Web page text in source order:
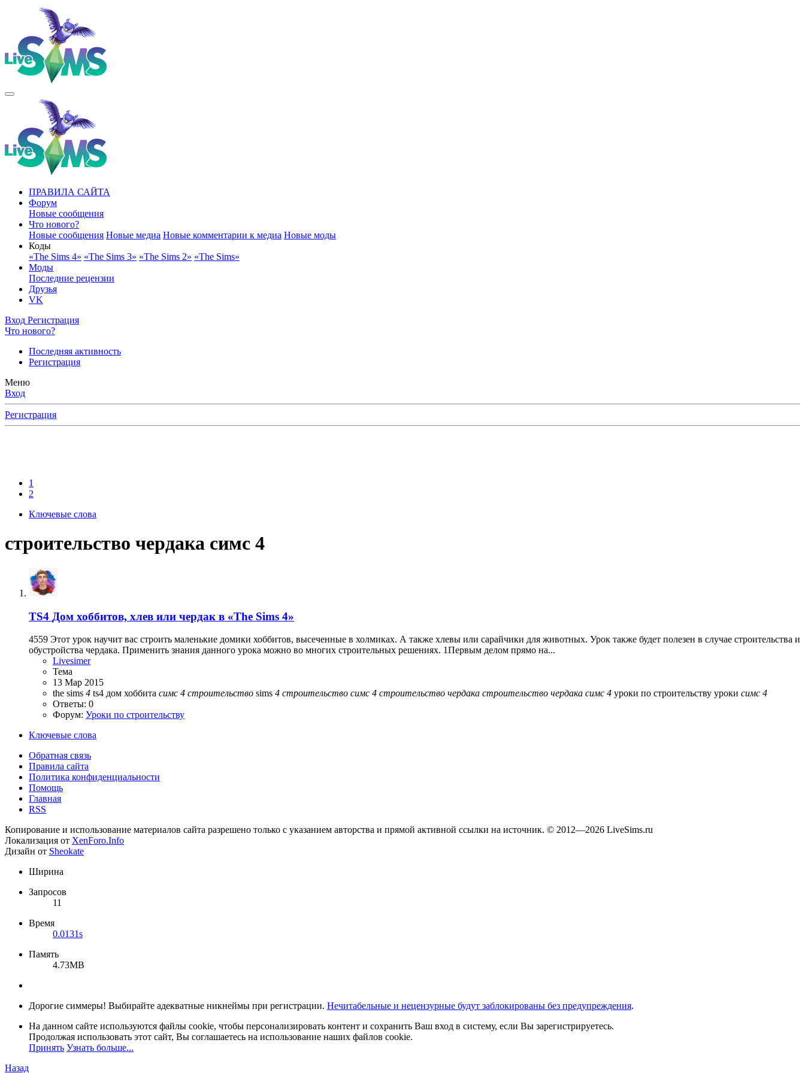
ПРАВИЛА САЙТА
Форум
Новые сообщения
Что нового?
Новые сообщения Новые медиа Новые комментарии к медиа Новые моды
Коды
«The Sims 4» «The Sims 3» «The Sims 2» «The Sims»
Моды
Последние рецензии
Друзья
VK
Вход Регистрация
Что нового?
Последняя активность
Регистрация
Меню
Вход
Регистрация
1
2
Ключевые слова
строительство чердака симс 4
TS4 Дом хоббитов, хлев или чердак в «The Sims 4»
4559 Этот урок научит вас строить маленькие домики хоббитов, высеченные в холмиках. А также хлевы или сарайчики для животных. Урок также будет полезен в случае строительства и
обустройства чердака. Применить знания данного урока можно во многих строительных решениях. 1Первым делом прямо на...
Livesimer
Тема
13 Мар 2015
the sims 4 ts4 дом хоббита симс 4 строительство sims 4 строительство симс 4 строительство чердака строительство чердака симс 4 уроки по строительству уроки симс 4
Ответы: 0
Форум: Уроки по строительству
Ключевые слова
Обратная связь
Правила сайта
Политика конфиденциальности
Помощь
Главная
RSS
Копирование и использование материалов сайта разрешено только с указанием авторства и прямой активной ссылки на источник. © 2012—2026 LiveSims.ru
Локализация от XenForo.Info
Дизайн от Sheokate
Ширина
Запросов
11
Время
0.0131s
Память
4.73MB
Дорогие симмеры! Выбирайте адекватные никнеймы при регистрации. Нечитабельные и нецензурные будут заблокированы без предупреждения.
На данном сайте используются файлы cookie, чтобы персонализировать контент и сохранить Ваш вход в систему, если Вы зарегистрируетесь.
Продолжая использовать этот сайт, Вы соглашаетесь на использование наших файлов cookie.
Принять Узнать больше...
Назад